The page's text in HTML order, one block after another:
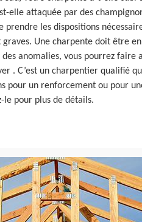
elle attaquée par des
prendre les dispositions
graves. Une charpente doit être
des anomalies, vous pourrez faire
. C’est un charpentier qualifié
pour un renforcement ou pour
le pour plus de détails.